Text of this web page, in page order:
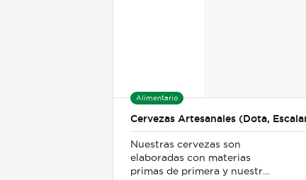
Alimentario
Cervezas Artesanales (Dota,
Nuestras cervezas son
elaboradas con materias
primas de primera y nuestro